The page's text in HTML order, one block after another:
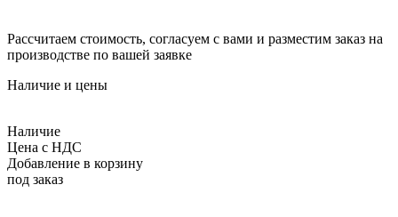
Рассчитаем стоимость, согласуем с вами и разместим заказ на
производстве по вашей заявке
Наличие и цены
Наличие
Цена с НДС
Добавление в корзину
под заказ